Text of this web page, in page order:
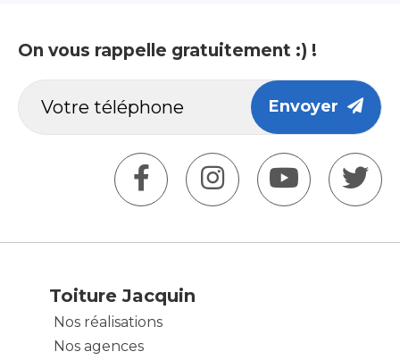
On vous rappelle gratuitement :) !
Envoyer
Toiture Jacquin
Nos réalisations
Nos agences